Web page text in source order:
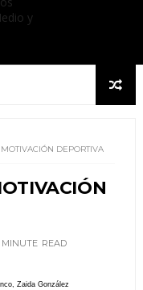
y
DEPORTIVA
MINUTE READ
Zaida González